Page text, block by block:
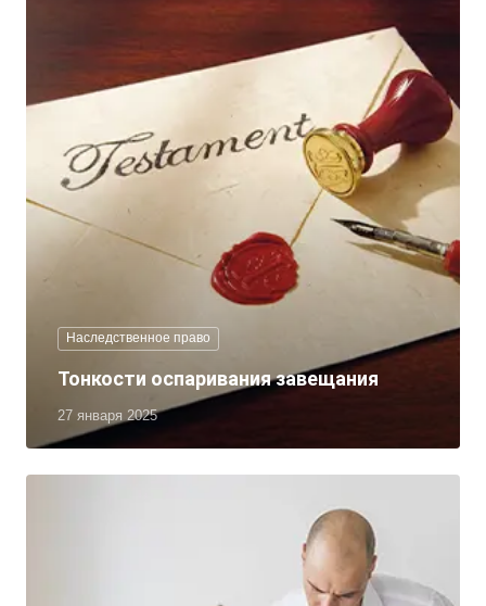
Наследственное право
27 января 2025
Тонкости оспаривания завещания